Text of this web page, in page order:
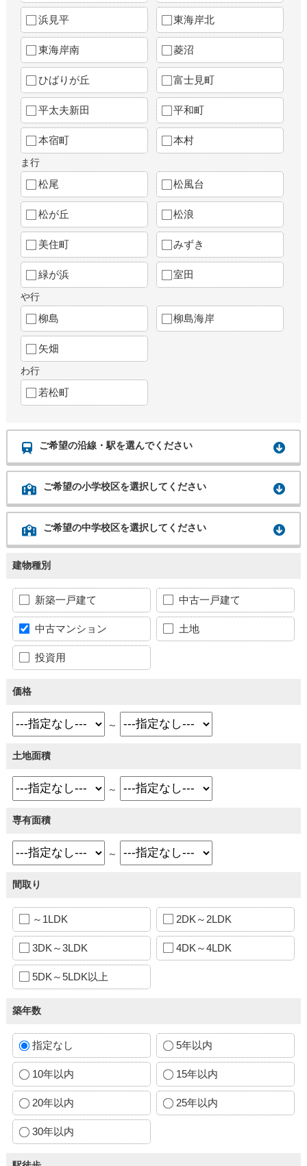
浜見平 東海岸北
東海岸南 菱沼
ひばりが丘 富士見町
平太夫新田 平和町
本宿町 本村
ま行
松尾 松風台
松が丘 松浪
美住町 みずき
緑が浜 室田
や行
柳島 柳島海岸
矢畑
わ行
若松町
ご希望の沿線・駅を選んでください
ご希望の小学校区を選択してください
ご希望の中学校区を選択してください
建物種別
新築一戸建て 中古一戸建て
中古マンション 土地
投資用
価格
～
土地面積
～
専有面積
～
間取り
～1LDK 2DK～2LDK
3DK～3LDK 4DK～4LDK
5DK～5LDK以上
築年数
指定なし 5年以内
10年以内 15年以内
20年以内 25年以内
30年以内